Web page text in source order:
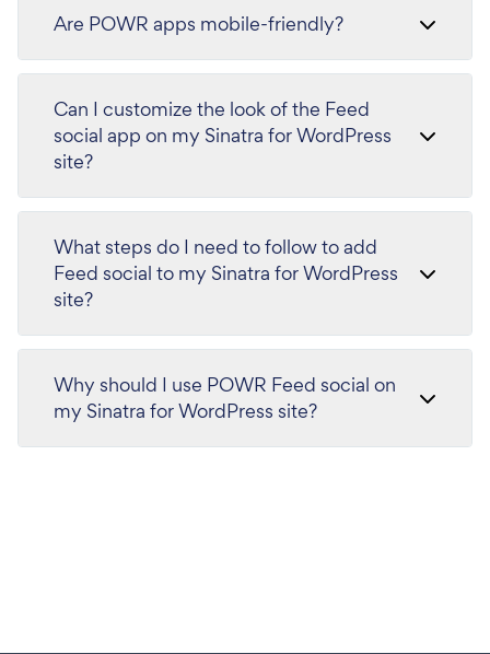
Are POWR apps mobile-friendly?
Can I customize the look of the Feed
social app on my Sinatra for WordPress
site?
What steps do I need to follow to add
Feed social to my Sinatra for WordPress
site?
Why should I use POWR Feed social on
my Sinatra for WordPress site?